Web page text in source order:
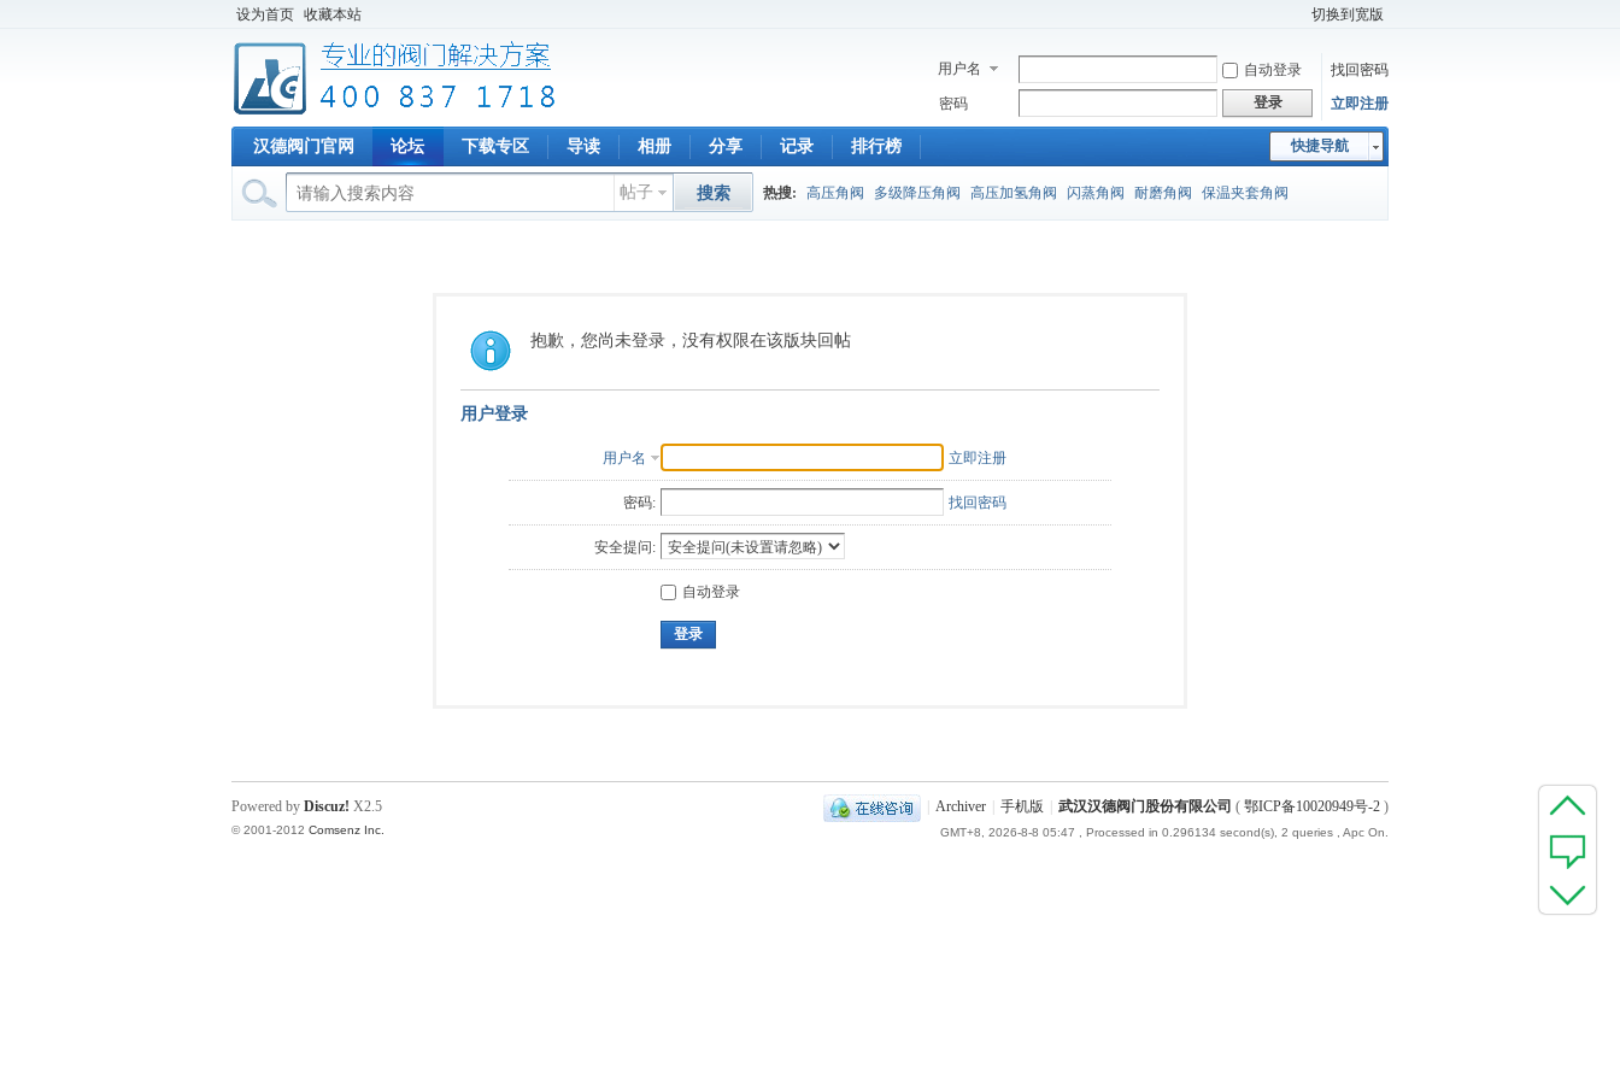
设为首页 收藏本站 切换到宽版
用户名 自动登录
找回密码
密码
登录 立即注册
快捷导航
汉德阀门官网 论坛 下载专区 导读 相册 分享 记录 排行榜
帖子 搜索 热搜: 高压角阀 多级降压角阀 高压加氢角阀 闪蒸角阀 耐磨角阀 保温夹套角阀
抱歉，您尚未登录，没有权限在该版块回帖
用户登录
用户名 立即注册
密码: 找回密码
安全提问:
自动登录
登录
Archiver 手机版 武汉汉德阀门股份有限公司 ( 鄂ICP备10020949号-2 )
GMT+8, 2026-8-8 05:47 , Processed in 0.296134 second(s), 2 queries , Apc On.
Powered by Discuz! X2.5
© 2001-2012 Comsenz Inc.